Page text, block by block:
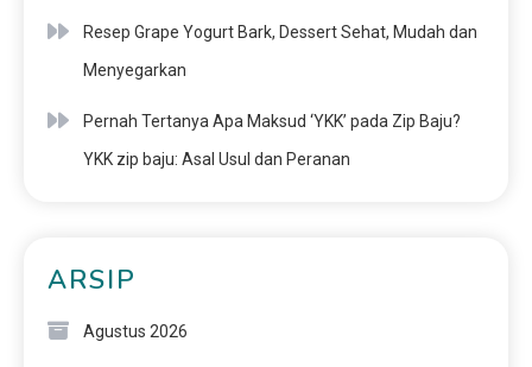
Resep Grape Yogurt Bark, Dessert Sehat, Mudah dan
Menyegarkan
Pernah Tertanya Apa Maksud ‘YKK’ pada Zip Baju?
YKK zip baju: Asal Usul dan Peranan
ARSIP
Agustus 2026